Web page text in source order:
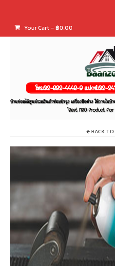
Your Cart - ฿0.00
BACK TO